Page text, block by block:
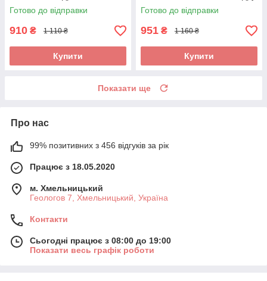
Готово до відправки
910 ₴ 1 110 ₴
Купити
теплоео
Готово до відправки
951 ₴ 1 160 ₴
Купити
Показати ще
Про нас
99% позитивних з 456 відгуків за рік
Працює з 18.05.2020
м. Хмельницький
Геологов 7, Хмельницький, Україна
Контакти
Сьогодні працює з 08:00 до 19:00
Показати весь графік роботи